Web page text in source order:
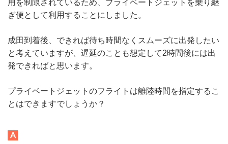
用を制限されているため、プライベートジェットを乗り継
ぎ便として利用することにしました。
成田到着後、できれば待ち時間なくスムーズに出発したい
と考えていますが、遅延のことも想定して2時間後には出
発できればと思います。
プライベートジェットのフライトは離陸時間を指定するこ
とはできますでしょうか？